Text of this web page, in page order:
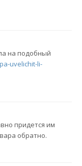
на подобный
uvelichit-li-
придется им
обратно.